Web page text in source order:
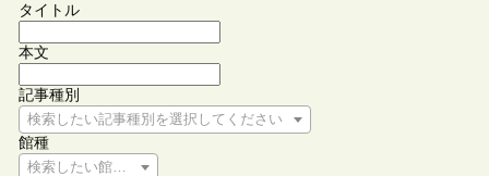
タイトル
本文
記事種別
検索したい記事種別を選択してください
館種
検索したい館種を選択してください